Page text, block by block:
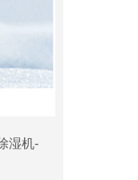
湿机-